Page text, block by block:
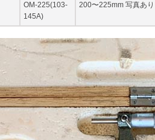
OM-225(103-
145A)
200〜225mm 写真あり